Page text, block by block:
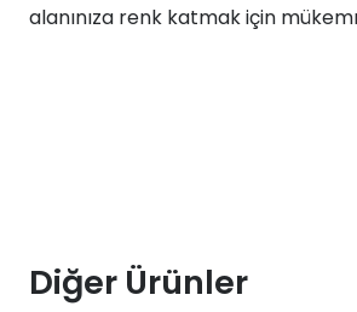
alanınıza renk katmak için
Diğer Ürünler